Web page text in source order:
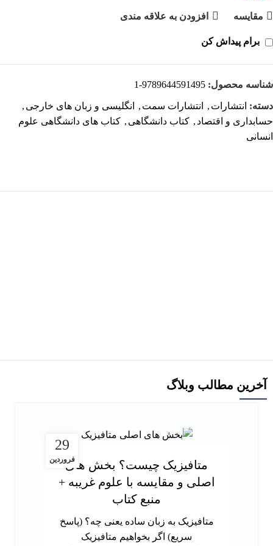
مقايسه افزودن به علاقه مندی
برام پیداش کن
شناسه محصول: 9789644591495-1
دسته: انتشارات , انتشارات سمت , انگلیسی و زبان های خارجی ,
حسابداری و اقتصاد , کتاب دانشگاهی , کتاب های دانشگاهی علوم
انسانی
آخرین مطالب وبلاگ
29
فروردینمتافیزیک چیست؟ بخش های
اصلی و مقایسه با علوم غریبه +
منبع کتاب
متافیزیک به زبان ساده یعنی چه؟ (پاسخ
سریع) اگر بخواهیم متافیزیک